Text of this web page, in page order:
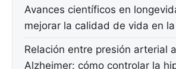
Avances científicos en
mejorar la calidad de vida en
Relación entre presión arterial
Alzheimer: cómo controlar la